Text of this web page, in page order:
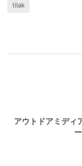
tilak
稿
アウトドアミディ